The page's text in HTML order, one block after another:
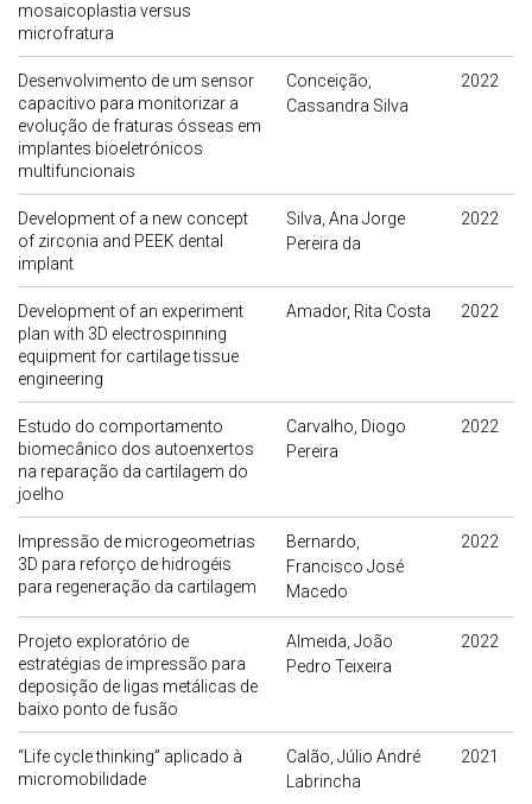
mosaicoplastia versus
microfratura
Desenvolvimento de um sensor
capacitivo para monitorizar a
evolução de fraturas ósseas em
implantes bioeletrónicos
multifuncionais
Conceição,
Cassandra Silva
2022
Development of a new concept
of zirconia and PEEK dental
implant
Silva, Ana Jorge
Pereira da
2022
Development of an experiment
plan with 3D electrospinning
equipment for cartilage tissue
engineering
Amador, Rita Costa 2022
Estudo do comportamento
biomecânico dos autoenxertos
na reparação da cartilagem do
joelho
Carvalho, Diogo
Pereira
2022
Impressão de microgeometrias
3D para reforço de hidrogéis
para regeneração da cartilagem
Bernardo,
Francisco José
Macedo
2022
Projeto exploratório de
estratégias de impressão para
deposição de ligas metálicas de
baixo ponto de fusão
Almeida, João
Pedro Teixeira
2022
“Life cycle thinking” aplicado à
micromobilidade
Calão, Júlio André
Labrincha
2021